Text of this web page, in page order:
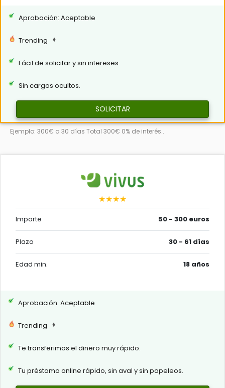
Aprobación: Aceptable
Trending
Fácil de solicitar y sin intereses
Sin cargos ocultos.
SOLICITAR
Ejemplo: 300€ a 30 días Total 300€ 0% de interés..
★★★★
Importe 50 - 300 euros
Plazo 30 - 61 días
Edad min. 18 años
Aprobación: Aceptable
Trending
Te transferimos el dinero muy rápido.
Tu préstamo online rápido, sin aval y sin papeleos.